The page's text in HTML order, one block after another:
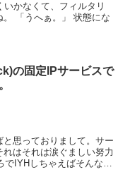
かなくて、フィルタリ
「うへぁ。」 状態にな
の固定IPサービスで
思っておりまして。サー
はそれは涙ぐましい努力